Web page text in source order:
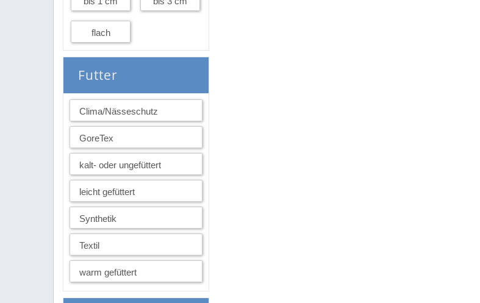
flach
Futter
Clima/Nässeschutz
GoreTex
kalt- oder ungefüttert
leicht gefüttert
Synthetik
Textil
warm gefüttert